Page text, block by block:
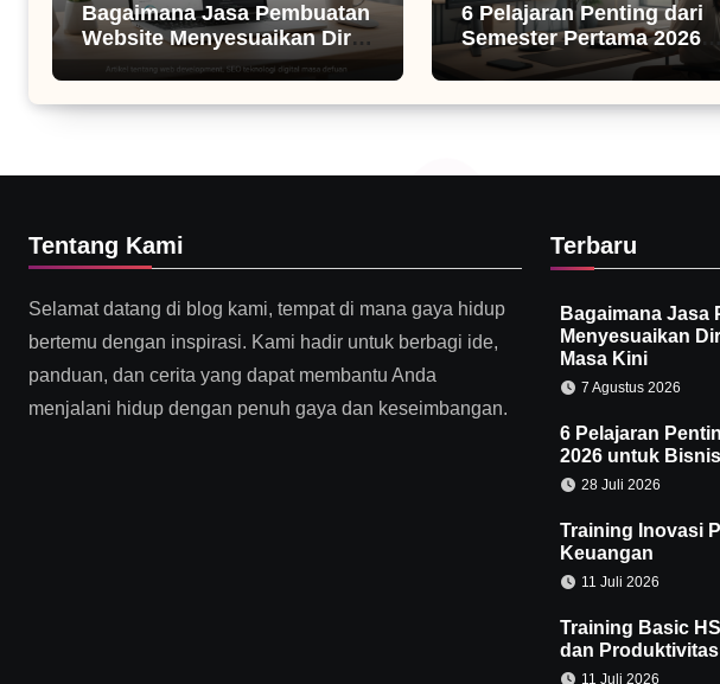
Bagaimana Jasa Pembuatan
Website Menyesuaikan Diri
dengan Algoritma SEO Masa
Kini
6 Pelajaran Penting dari
Semester Pertama 2026
untuk Bisnis Digital
Tentang Kami
Selamat datang di blog kami, tempat di mana gaya hidup
bertemu dengan inspirasi. Kami hadir untuk berbagi ide,
panduan, dan cerita yang dapat membantu Anda
menjalani hidup dengan penuh gaya dan keseimbangan.
Terbaru
Bagaimana Jasa
Menyesuaikan
Masa Kini
7 Agustus 2026
6 Pelajaran
2026 untuk
28 Juli 2026
Training Inovasi
Keuangan
11 Juli 2026
Training Basic
dan
11 Juli 2026